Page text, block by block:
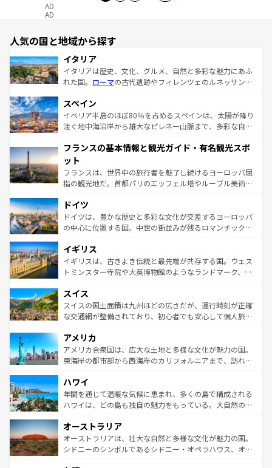
AD
AD
人気の国と地域から探す
イタリア
イタリアは歴史、文化、グルメ、自然と多彩な魅力にあふ
れた国。 ローマの古代遺跡やフィレンツェのルネッサンス
ろん、トスカーナの美しい田園風景やアマルフィ海岸の絶
景など、自然景観も見逃せない。観光の合間には、本場の
ピザやパスタなど、絶品のイタリア料理を堪能することも
ませてくれるイタリアで、忘れられない旅をしてみよう！
なお、新着のイタリア情報は
しい。
スペイン
イベリア半島のほぼ80％を占めるスペインは、太陽が降り
注ぐ地中海沿岸から雄大なピレネー山脈まで、多彩な自然
文化が根付くこの国では、情熱的なフラメンコ、熱気あふ
れる闘牛、そして美味しいタパスが生活の一部となってい
る。首都マドリードの洗練された雰囲気や、バルセロナの
アートに溢れた街角から、地方では古代ローマ遺跡や中世
せる。地方によって風土や気候が異なるスペインはその個
性で訪れる人を魅了する。 なお、新着のスペイン情報は コ
ンテンツ一覧を参照してほしい。
フランスの基本情報と観光ガイド・有名観光スポ
ット
フランスは、世界中の旅行者を魅了し続けるヨーロッパ屈
指の観光地だ。首都パリのエッフェル塔やルーブル美術館
で、幅広い魅力が詰まっている。華麗な宮殿、歴史的な大
聖堂、美しいビーチ、そして豊かな自然が、訪れる者を心
から魅了する。また、フランスは美食の国としても知ら
いる。シャンパンの発祥地であるランス、プロヴァンスの
香り高いラベンダー畑など、多彩な楽しみ方が可能だ。さ
らに、パリ以外の地域にも魅力が溢れており、どの街角に
れる地方に足を運ぶとそれぞれで全く異なる文化を体験で
きるだろう。 なお、新着のフランス情報はコンテンツ一覧
を参照してほしい。
ドイツ
ドイツは、豊かな歴史と多彩な文化が交差するヨーロッパ
の中心に位置する国。中世の街並みが残るロマンチック街
顔を持つこの国は、どこを歩いても飽きることがない。ベ
ルリンの文化的活気、バイエルン州のアルプスの絶景、そ
してライン川沿いのワイン畑といった風景は必見。ビール
は、お酒好きな人にはぜひ体験してほしい。 なお、新着の
ドイツ情報はコンテンツ一覧を参照してほしい。
イギリス
イギリスは、古きよき伝統と最先端が共存する国。ウェス
トミンスター寺院や大英博物館のようなランドマーク、歴
リアごとに異なる魅力がある。また、優雅なアフタヌーン
ティー、ビール好きにはたまらない英国パブ、サッカー観
戦など、本場だからこそできる体験も豊富。イギリスを旅
ンツ一覧を参照してほしい。
スイス
スイスの国土面積は九州ほどの広さだが、運行時刻が正確
な交通網が整備されており、初心者でも安心して個人旅行
の建物がそのまま残る町や、スイスならではのユニークな
博物館もあり、アルプス観光だけでなく町歩きも満喫する
ことができる。国民の所得が高いため物価も高いが、旅行
ば市内交通費無料で観光を楽しむこともできる。 なお、新
着のスイス情報はコンテンツ一覧 を参照してほしい。
アメリカ
アメリカ合衆国は、広大な土地と多様な文化が魅力の国。
東海岸の都市部から西海岸のカリフォルニアまで、訪れる
のような巨大都市は、観光、ショッピング、エンターテイ
ンメントが詰まった刺激的なスポットだ。一方、アメリカ
西部には大自然が広がり、グランドキャニオンやイエロー
部のニューオーリンズでは、音楽と美食が融合した独特の
文化が魅力。旅行者はアメリカの各地域で異なる魅力を楽
しみながら、その多様性と豊かな歴史を感じることができ
ハワイ
年間を通じて温暖な気候に恵まれ、多くの島で構成される
ハワイは、どの島も独自の魅力をもっている。大自然の神
ワイ島は見逃せない。また、定番の観光地といえばオアフ
島だが、静かな自然を求めるならマウイ島やカウアイ島が
おすすめ。エメラルドグリーンに輝く海をはじめ、豊かな
オーストラリア
オーストラリアは、壮大な自然と多様な文化が魅力の国。
シドニーのシンボルであるシドニー・オペラハウス、オー